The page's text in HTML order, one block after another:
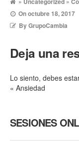
Onoctubre 18, 2017
ByGrupoCambia
Deja una
Lo siento, debes
« Ansiedad
SESIONES